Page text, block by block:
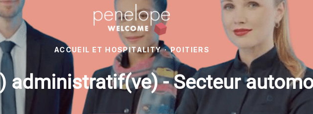
ACCUEIL ET HOSPITALITY · POITIERS
administratif(ve) - Secteur